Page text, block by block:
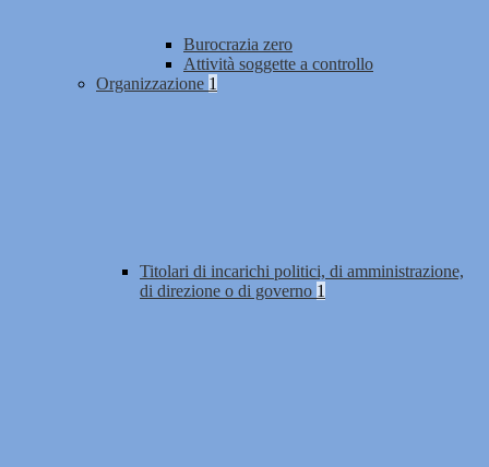
Burocrazia zero
Attività soggette a controllo
Organizzazione 1
Titolari di incarichi politici, di amministrazione,
di direzione o di governo 1